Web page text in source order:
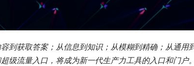
到获取答案；从信息到知识；从模糊到精确；从通用
级流量入口，将成为新一代生产力工具的入口和门户。